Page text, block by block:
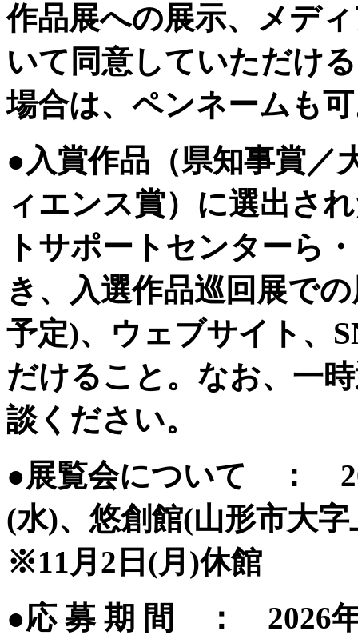
作品展への展示、メデ
いて同意していただけ
場合は、ペンネームも
●入賞作品（県知事賞／
ィエンス賞）に選出さ
トサポートセンターら
き、入選作品巡回展で
予定)、ウェブサイト、
だけること。なお、一
談ください。
●展覧会について ：
(水)、悠創館(山形市大
※11月2日(月)休館
●応 募 期 間 ： 2026年